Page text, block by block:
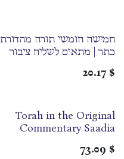
חמישה חומשי תורה מהדורת
כתר | מתאים לשליח ציבור
$
20.17
Torah in the Original
Commentary Saadia
רס"ג
$
73.09